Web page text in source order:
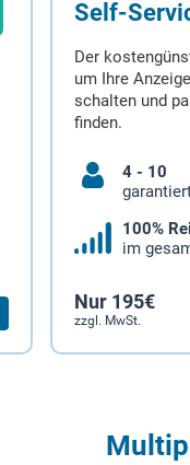
Self-
Der
um Ihre
schalten und
finden.
4 - 10
100%
im
Nur 195€
zzgl. MwSt.